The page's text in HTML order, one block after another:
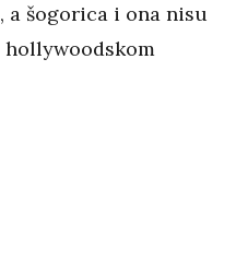
a šogorica i ona nisu